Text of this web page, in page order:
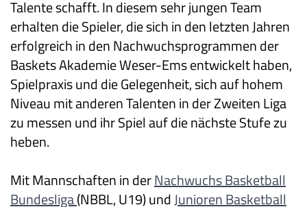
Talente schafft. In diesem sehr jungen Team
erhalten die Spieler, die sich in den letzten Jahren
erfolgreich in den Nachwuchsprogrammen der
Baskets Akademie Weser-Ems entwickelt haben,
Spielpraxis und die Gelegenheit, sich auf hohem
Niveau mit anderen Talenten in der Zweiten Liga
zu messen und ihr Spiel auf die nächste Stufe zu
heben.
Mit Mannschaften in derNachwuchs Basketball
Bundesliga(NBBL, U19) undJunioren Basketball